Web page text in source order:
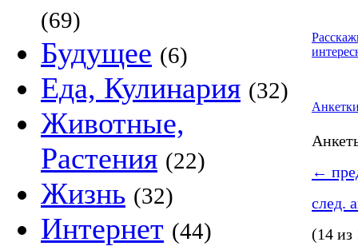
(69)
Будущее (6)
Еда, Кулинария (32)
Животные,
Растения (22)
Жизнь (32)
Интернет (44)
←
след.
(14 из